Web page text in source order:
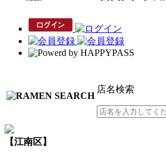
店名検索
【江南区】